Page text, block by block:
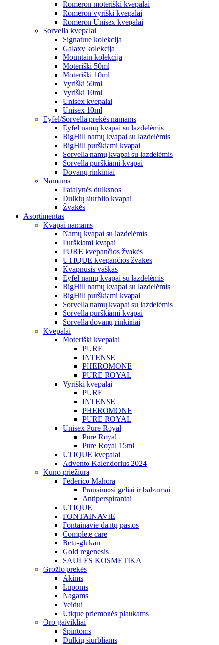
Romeron moteriški kvepalai
Romeron vyriški kvepalai
Romeron Unisex kvepalai
Sorvella kvepalai
Signature kolekcija
Galaxy kolekcija
Mountain kolekcija
Moteriški 50ml
Moteriški 10ml
Vyriški 50ml
Vyriški 10ml
Unisex kvepalai
Unisex 10ml
Eyfel/Sorvella prekės namams
Eyfel namų kvapai su lazdelėmis
BigHill namų kvapai su lazdelėmis
BigHill purškiami kvapai
Sorvella namų kvapai su lazdelėmis
Sorvella purškiami kvapai
Dovanų rinkiniai
Namams
Patalynės dulksnos
Dulkių siurblio kvapai
Žvakės
Asortimentas
Kvapai namams
Namų kvapai su lazdelėmis
Purškiami kvapai
PURE kvepančios žvakės
UTIQUE kvepančios žvakės
Kvapnusis vaškas
Eyfel namų kvapai su lazdelėmis
BigHill namų kvapai su lazdelėmis
BigHill purškiami kvapai
Sorvella namų kvapai su lazdelėmis
Sorvella purškiami kvapai
Sorvella dovanų rinkiniai
Kvepalai
Moteriški kvepalai
PURE
INTENSE
PHEROMONE
PURE ROYAL
Vyriški kvepalai
PURE
INTENSE
PHEROMONE
PURE ROYAL
Unisex Pure Royal
Pure Royal
Pure Royal 15ml
UTIQUE kvepalai
Advento Kalendorius 2024
Kūno priežiūra
Federico Mahora
Prausimosi geliai ir balzamai
Antiperspirantai
UTIQUE
FONTAINAVIE
Fontainavie dantų pastos
Complete care
Beta-glukan
Gold regenesis
SAULĖS KOSMETIKA
Grožio prekės
Akims
Lūpoms
Nagams
Veidui
Utique priemonės plaukams
Oro gaivikliai
Spintoms
Dulkių siurbliams